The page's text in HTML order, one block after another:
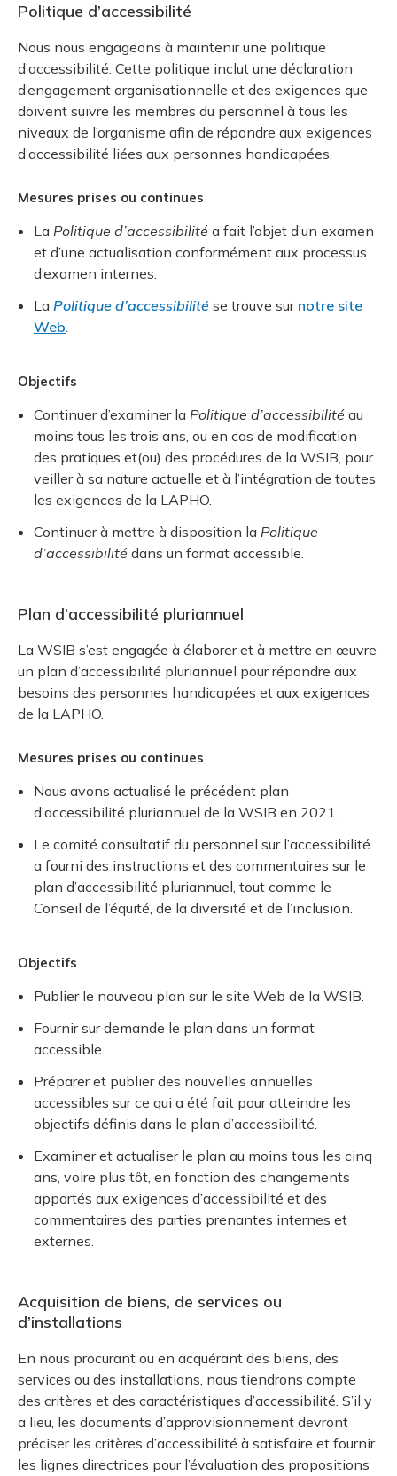
Politique d’accessibilité
Nous nous engageons à maintenir une politique
d’accessibilité. Cette politique inclut une déclaration
d’engagement organisationnelle et des exigences que
doivent suivre les membres du personnel à tous les
niveaux de l’organisme afin de répondre aux exigences
d’accessibilité liées aux personnes handicapées.
Mesures prises ou continues
La Politique d’accessibilité a fait l’objet d’un examen
et d’une actualisation conformément aux processus
d’examen internes.
La Politique d’accessibilité se trouve sur notre site
Web
Objectifs
Continuer d’examiner la Politique d’accessibilité au
moins tous les trois ans, ou en cas de modification
des pratiques et(ou) des procédures de la WSIB, pour
veiller à sa nature actuelle et à l’intégration de toutes
les exigences de la LAPHO.
Continuer à mettre à disposition la Politique
d’accessibilité dans un format accessible.
Plan d’accessibilité pluriannuel
La WSIB s’est engagée à élaborer et à mettre en œuvre
un plan d’accessibilité pluriannuel pour répondre aux
besoins des personnes handicapées et aux exigences
de la LAPHO.
Mesures prises ou continues
Nous avons actualisé le précédent plan
d’accessibilité pluriannuel de la WSIB en 2021.
Le comité consultatif du personnel sur l’accessibilité
a fourni des instructions et des commentaires sur le
plan d’accessibilité pluriannuel, tout comme le
Conseil de l’équité, de la diversité et de l’inclusion.
Objectifs
Publier le nouveau plan sur le site Web de la WSIB.
Fournir sur demande le plan dans un format
accessible.
Préparer et publier des nouvelles annuelles
accessibles sur ce qui a été fait pour atteindre les
objectifs définis dans le plan d’accessibilité.
Examiner et actualiser le plan au moins tous les cinq
ans, voire plus tôt, en fonction des changements
apportés aux exigences d’accessibilité et des
commentaires des parties prenantes internes et
externes.
Acquisition de biens, de services ou
d’installations
En nous procurant ou en acquérant des biens, des
services ou des installations, nous tiendrons compte
des critères et des caractéristiques d’accessibilité. S’il y
a lieu, les documents d’approvisionnement devront
préciser les critères d’accessibilité à satisfaire et fournir
les lignes directrices pour l’évaluation des propositions